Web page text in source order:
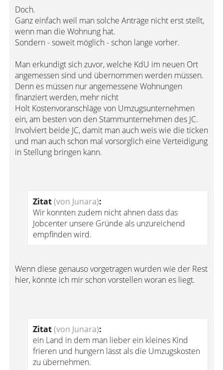
Doch.
Ganz einfach weil man solche Anträge nicht erst stellt,
wenn man die Wohnung hat.
Sondern - soweit möglich - schon lange vorher.
Man erkundigt sich zuvor, welche KdU im neuen Ort
angemessen sind und übernommen werden müssen.
Denn es müssen nur angemessene Wohnungen
finanziert werden, mehr nicht
Holt Kostenvoranschläge von Umzugsunternehmen
ein, am besten von den Stammunternehmen des JC.
Involviert beide JC, damit man auch weis wie die ticken
und man auch schon mal vorsorglich eine Verteidigung
in Stellung bringen kann.
Zitat(von Junara):
Wir konnten zudem nicht ahnen dass das
Jobcenter unsere Gründe als unzureichend
empfinden wird.
Wenn diese genauso vorgetragen wurden wie der Rest
hier, könnte ich mir schon vorstellen woran es liegt.
Zitat(von Junara):
ein Land in dem man lieber ein kleines Kind
frieren und hungern lässt als die Umzugskosten
zu übernehmen.